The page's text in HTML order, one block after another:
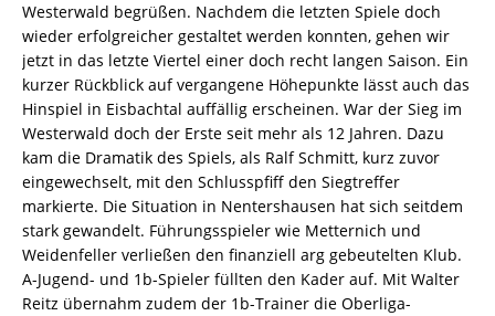
Westerwald begrüßen. Nachdem die letzten Spiele doch
wieder erfolgreicher gestaltet werden konnten, gehen wir
jetzt in das letzte Viertel einer doch recht langen Saison. Ein
kurzer Rückblick auf vergangene Höhepunkte lässt auch das
Hinspiel in Eisbachtal auffällig erscheinen. War der Sieg im
Westerwald doch der Erste seit mehr als 12 Jahren. Dazu
kam die Dramatik des Spiels, als Ralf Schmitt, kurz zuvor
eingewechselt, mit den Schlusspfiff den Siegtreffer
markierte. Die Situation in Nentershausen hat sich seitdem
stark gewandelt. Führungsspieler wie Metternich und
Weidenfeller verließen den finanziell arg gebeutelten Klub.
A-Jugend- und 1b-Spieler füllten den Kader auf. Mit Walter
Reitz übernahm zudem der 1b-Trainer die Oberliga-